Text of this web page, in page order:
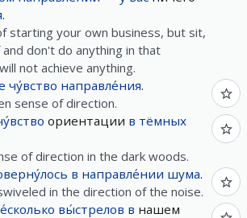
.
starting your own business, but sit,
don't do anything in that
not achieve anything.
чу́вство направле́ния.
sense of direction.
ориентации в тёмных
of direction in the dark woods.
в направле́нии шума.
in the direction of the noise.
вы́стрелов в нашем